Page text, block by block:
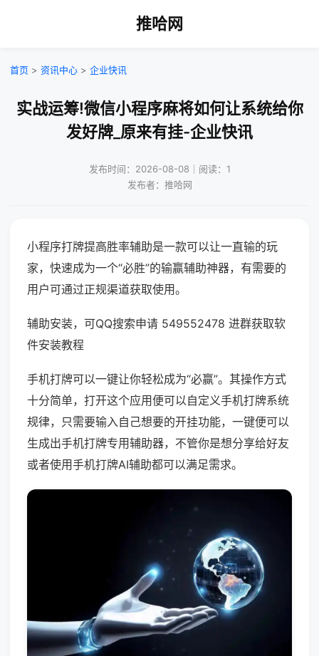
推哈网
首页 > 资讯中心 > 企业快讯
实战运筹!微信小程序麻将如何让系统给你
发好牌_原来有挂-企业快讯
发布时间：2026-08-08｜阅读：1
发布者：推哈网
小程序打牌提高胜率辅助是一款可以让一直输的玩
家，快速成为一个“必胜”的输赢辅助神器，有需要的
用户可通过正规渠道获取使用。
辅助安装，可QQ搜索申请 549552478 进群获取软
件安装教程
手机打牌可以一键让你轻松成为“必赢”。其操作方式
十分简单，打开这个应用便可以自定义手机打牌系统
规律，只需要输入自己想要的开挂功能，一键便可以
生成出手机打牌专用辅助器，不管你是想分享给好友
或者使用手机打牌AI辅助都可以满足需求。